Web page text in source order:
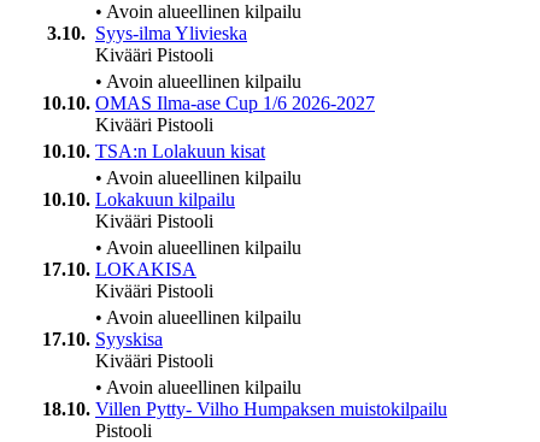
3.10.
• Avoin alueellinen kilpailu
Syys-ilma Ylivieska
Kivääri Pistooli
10.10.
• Avoin alueellinen kilpailu
OMAS Ilma-ase Cup 1/6 2026-2027
Kivääri Pistooli
10.10. TSA:n Lolakuun kisat
10.10.
• Avoin alueellinen kilpailu
Lokakuun kilpailu
Kivääri Pistooli
17.10.
• Avoin alueellinen kilpailu
LOKAKISA
Kivääri Pistooli
17.10.
• Avoin alueellinen kilpailu
Syyskisa
Kivääri Pistooli
18.10.
• Avoin alueellinen kilpailu
Villen Pytty- Vilho Humpaksen muistokilpailu
Pistooli